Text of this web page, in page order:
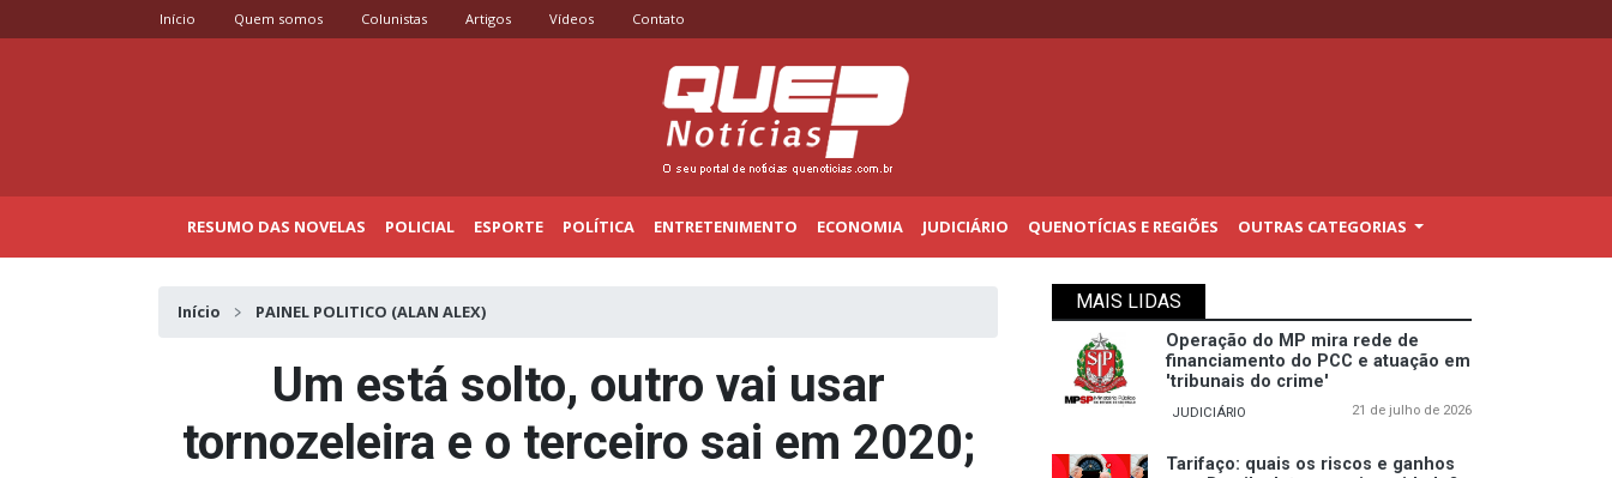
Início Quem somos Colunistas Artigos Vídeos Contato
RESUMO DAS NOVELAS POLICIAL ESPORTE POLÍTICA ENTRETENIMENTO ECONOMIA JUDICIÁRIO QUENOTÍCIAS E REGIÕES OUTRAS CATEGORIAS
Início PAINEL POLITICO (ALAN ALEX)
Um está solto, outro vai usar
tornozeleira e o terceiro sai em 2020;
MAIS LIDAS
Operação do MP mira rede de
financiamento do PCC e atuação em
'tribunais do crime'
JUDICIÁRIO 21 de julho de 2026
Tarifaço: quais os riscos e ganhos